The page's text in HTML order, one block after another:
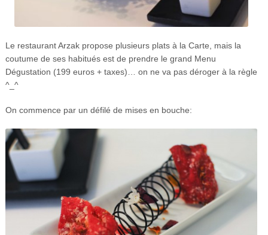
Le restaurant Arzak propose plusieurs plats à la Carte, mais la
coutume de ses habitués est de prendre le grand Menu
Dégustation (199 euros + taxes)… on ne va pas déroger à la règle
^_^
On commence par un défilé de mises en bouche: